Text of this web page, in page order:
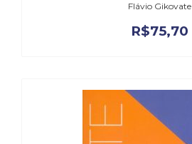
Flávio Gikovate
R$75,70